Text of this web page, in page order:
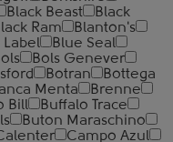
Black Beast
Black
Ram
Blanton's
Label
Blue Seal
Bols Genever
Botran
Bottega
Menta
Brenne
Bill
Buffalo Trace
Buton Maraschino
Campo Azul